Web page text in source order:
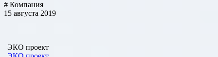
# Компания
15 августа 2019
ЭКО проект